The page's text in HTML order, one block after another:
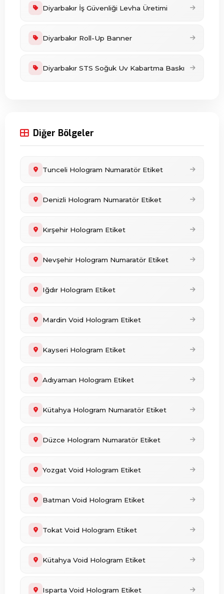
Diyarbakır İş Güvenliği Levha Üretimi
Diyarbakır Roll-Up Banner
Diyarbakır STS Soğuk Uv Kabartma Baskı
Diğer Bölgeler
Tunceli Hologram Numaratör Etiket
Denizli Hologram Numaratör Etiket
Kırşehir Hologram Etiket
Nevşehir Hologram Numaratör Etiket
Iğdır Hologram Etiket
Mardin Void Hologram Etiket
Kayseri Hologram Etiket
Adıyaman Hologram Etiket
Kütahya Hologram Numaratör Etiket
Düzce Hologram Numaratör Etiket
Yozgat Void Hologram Etiket
Batman Void Hologram Etiket
Tokat Void Hologram Etiket
Kütahya Void Hologram Etiket
Isparta Void Hologram Etiket